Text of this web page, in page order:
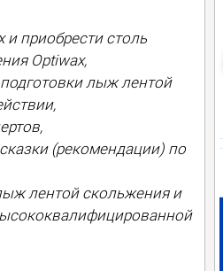
и приобрести столь
Optiwax,
лыж лентой
(рекомендации) по
лентой скольжения и